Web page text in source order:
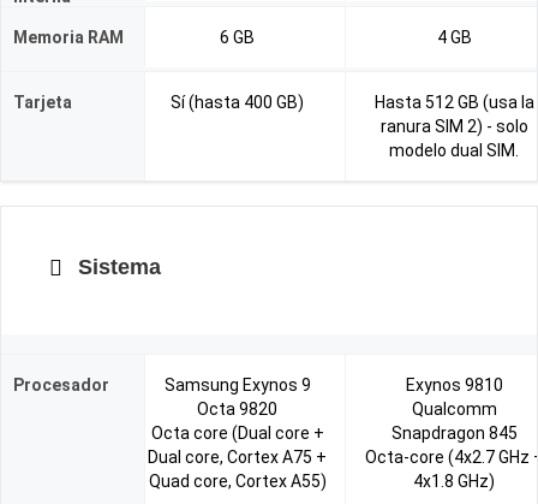
Memoria RAM 6 GB 4 GB
Tarjeta Sí (hasta 400 GB)
Hasta 512 GB (usa la
ranura SIM 2) - solo
modelo dual SIM.
Sistema
Procesador
Samsung Exynos 9
Octa 9820
Octa core (Dual core +
Dual core, Cortex A75 +
Quad core, Cortex A55)
Exynos 9810
Qualcomm
Snapdragon 845
Octa-core (4x2.7 GHz
4x1.8 GHz)